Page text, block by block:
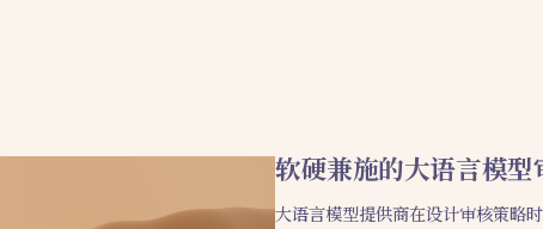
软硬兼施的大语言模型
大语言模型提供商在设计审核策略